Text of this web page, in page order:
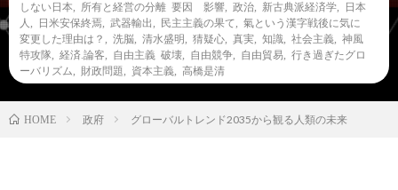
しない日本
所有と経営の分離 要因 影響 政治 新古典派経済学
日本
人
日米安保終焉 武器輸出 民主主義の果て
氣という漢字戦後に気に
変更した理由は？
洗脳 清水盛明 猜疑心 真実 知識 社会主義
神風
特攻隊
経済.論客 自由主義 破壊 自由競争 自由貿易
行き過ぎたグロ
ーバリズム
財政問題 資本主義 高橋是清
HOME 政府 グローバルトレンド2035から観る人類の未来